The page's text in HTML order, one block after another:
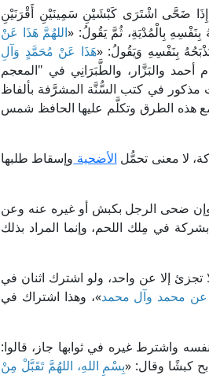
ضَحَّى اشْتَرَى كَبْشَيْنِ سَمِينَيْنِ أَقْرَنَيْنِ
بِالْمُدْيَةِ، ثُمَّ يَقُولُ: «اللهُمَّ هَذَا عَنْ
بِنَفْسِهِ وَيَقُولُ: «هَذَا عَنْ مُحَمَّدٍ وَآلِ
أحمد والبَزَّار، والطَّبَرَانِي في "المعجم
مذكور في كتب السُّنَّة المشرَّفة بألفاظ
هذه الطرق وتكلَّم عليها الحافظ شمس
لا معنى تحمُّل الأضحية وإسقاط طلبها
ط. المكتبة التجارية): [وإن ضحى الرجل بكبش أو غيره عنه وعن
في مِلك اللحم، وإنما المراد بذلك
ط. دار السلام) [الشاة لا تجزئ إلا عن واحد، ولو اشترك اثنان في
عن محمد وآل محمد»، وهذا اشتراك في
الفكر): [لو ذبح عن نفسه واشترط غيره في ثوابها جاز، قالوا:
كبشًا وقال: «بِسْمِ اللهِ، اللهُمَّ تَقَبَّلْ مِنْ